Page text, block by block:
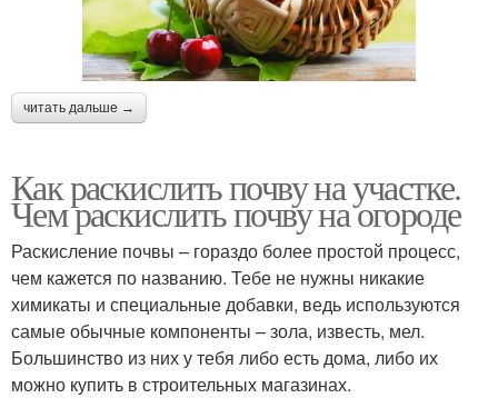
читать дальше →
Как раскислить почву на участке.
Чем раскислить почву на огороде
Раскисление почвы – гораздо более простой процесс,
чем кажется по названию. Тебе не нужны никакие
химикаты и специальные добавки, ведь используются
самые обычные компоненты – зола, известь, мел.
Большинство из них у тебя либо есть дома, либо их
можно купить в строительных магазинах.